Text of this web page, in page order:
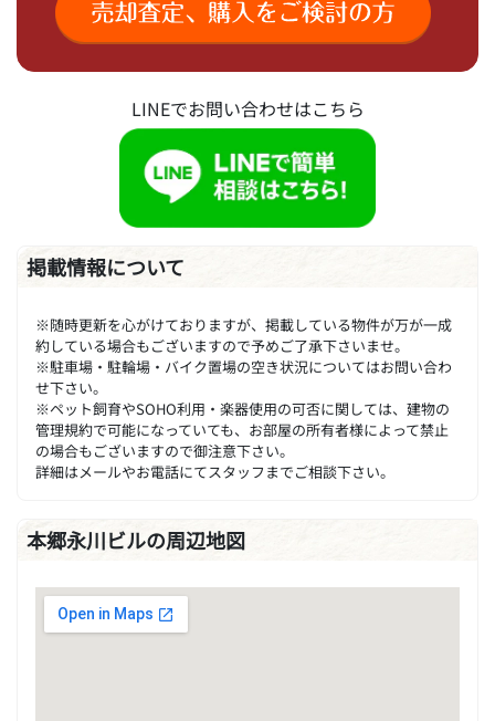
LINEでお問い合わせはこちら
掲載情報について
※随時更新を心がけておりますが、掲載している物件が万が一成
約している場合もございますので予めご了承下さいませ。
※駐車場・駐輪場・バイク置場の空き状況についてはお問い合わ
せ下さい。
※ペット飼育やSOHO利用・楽器使用の可否に関しては、建物の
管理規約で可能になっていても、お部屋の所有者様によって禁止
の場合もございますので御注意下さい。
詳細はメールやお電話にてスタッフまでご相談下さい。
本郷永川ビルの周辺地図